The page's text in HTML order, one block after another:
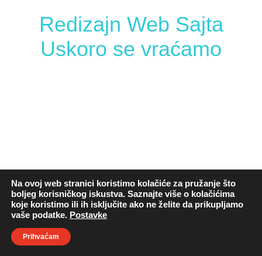
Redizajn Web Sajta
Uskoro se vraćamo
Na ovoj web stranici koristimo kolačiće za pružanje što
boljeg korisničkog iskustva. Saznajte više o kolačićima
koje koristimo ili ih isključite ako ne želite da prikupljamo
vaše podatke. Postavke
Prihvaćam